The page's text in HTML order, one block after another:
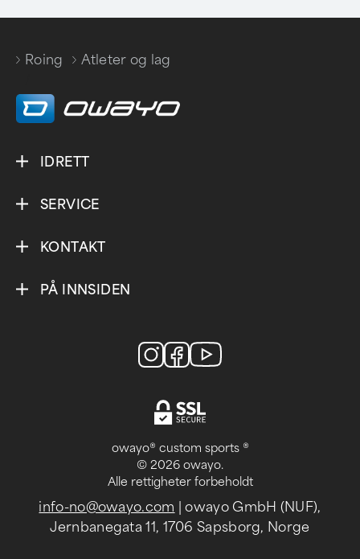
Roing
Atleter og lag
IDRETT
SERVICE
KONTAKT
PÅ INNSIDEN
owayo® custom sports ®
© 2026 owayo.
Alle rettigheter forbeholdt
info-no@owayo.com | owayo GmbH (NUF),
Jernbanegata 11, 1706 Sapsborg, Norge